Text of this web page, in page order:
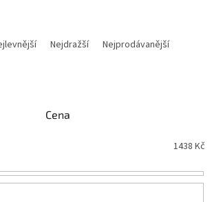
Nejdražší
Nejprodávanější
Cena
1438 Kč